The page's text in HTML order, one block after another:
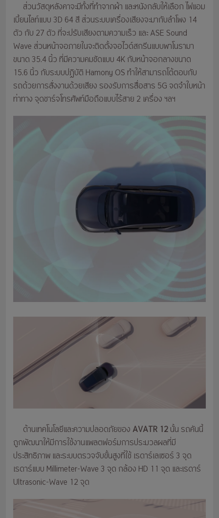
ส่วนวัสดุหลังคาจะมีทั้งที่ทำจากผ้า และหนังกลับให้เลือก ไฟแอม
เบี้ยนไลท์แบบ 3D 64 สี ส่วนระบบเครื่องเสียงจะมากับลำโพง 14
ตัว กับ 27 ตัว ที่จะปรับเสียงตามความเร็ว และ ASE Sound
Wave ส่วนหน้าจอภายในจะติดตั้งจอไวด์สกรีนแบบพาโนรามา
ขนาด 35.4 นิ้ว ที่มีความคมชัดแบบ 4K กับหน้าจอกลางขนาด
15.6 นิ้ว กับระบบปฏิบัติ Hamony OS ทำให้สามารถโต้ตอบกับ
รถด้วยการสั่งงานด้วยเสียง รองรับการสื่อสาร 5G จดจำใบหน้า
ท่าทาง จุดชาร์จโทรศัพท์มือถือแบบไร้สาย 2 เครื่อง ฯลฯ
ด้านเทคโนโลยีและความปลอดภัยของAVATR 12นั้น รถคันนี้
ถูกพัฒนาให้มีการใช้งานแพลตฟอร์มการประมวลผลที่มี
ประสิทธิภาพ และระบบตรวจจับขั้นสูงที่ใช้ เรดาร์เลเซอร์ 3 จุด
เรดาร์แบบ Millimeter-Wave 3 จุด กล้อง HD 11 จุด และเรดาร์
Ultrasonic-Wave 12 จุด